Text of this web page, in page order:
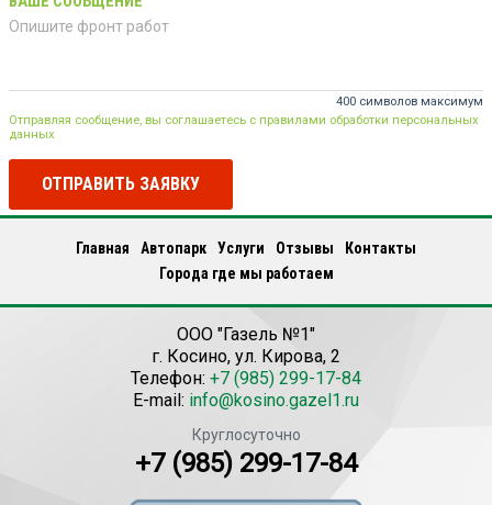
400 символов максимум
Отправляя сообщение, вы соглашаетесь с правилами обработки персональных
данных
ОТПРАВИТЬ ЗАЯВКУ
Главная Автопарк Услуги Отзывы
Контакты
Города где мы работаем
ООО "Газель №1"
г. Косино, ул. Кирова, 2
Телефон: +7 (985) 299-17-84
E-mail: info@kosino.gazel1.ru
Круглосуточно
+7 (985) 299-17-84